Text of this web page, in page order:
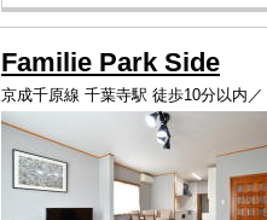
Familie Park Side
京成千原線 千葉寺駅 徒歩10分以内／